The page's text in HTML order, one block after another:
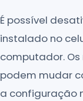
É possível
instalado no
computador.
podem mudar
a configuração